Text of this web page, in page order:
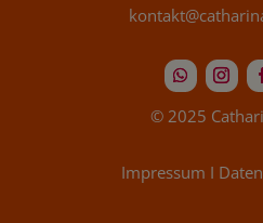
© 2025
Impressum I